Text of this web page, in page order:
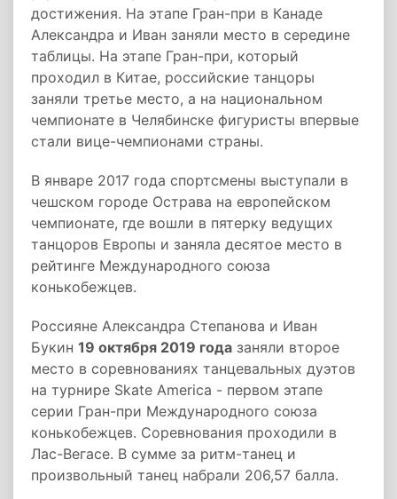
достижения. На этапе Гран-при в Канаде
Александра и Иван заняли место в середине
таблицы. На этапе Гран-при, который
проходил в Китае, российские танцоры
заняли третье место, а на национальном
чемпионате в Челябинске фигуристы впервые
стали вице-чемпионами страны.
В январе 2017 года спортсмены выступали в
чешском городе Острава на европейском
чемпионате, где вошли в пятерку ведущих
танцоров Европы и заняла десятое место в
рейтинге Международного союза
конькобежцев.
Россияне Александра Степанова и Иван
Букин 19 октября 2019 года заняли второе
место в соревнованиях танцевальных дуэтов
на турнире Skate America - первом этапе
серии Гран-при Международного союза
конькобежцев. Соревнования проходили в
Лас-Вегасе. В сумме за ритм-танец и
произвольный танец набрали 206,57 балла.